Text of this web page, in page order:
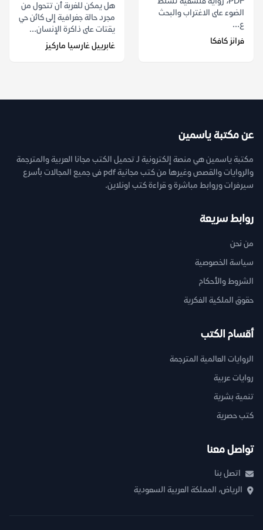
الضوء على الاغتراب والبحث
ع...
فرانز كافكا
هل يمكن للغربة أن تتحول من
مجرد حالة جغرافية إلى كائن حي
يقتات على ذاكرة الإنسان...
غابرييل غارسيا ماركيز
عن مكتبة ياسمين
مكتبة ياسمين هي منصة إلكترونية لـ تحميل الكتب مجانا العربية والمترجمة
والروايات والقصص وغيرها من كتب مجانية pdf فى جميع المجالات بأسرع
سيرفرات وروابط مباشرة و قراءة كتب اونلاين.
روابط سريعة
من نحن
سياسة الخصوصية
الشروط والأحكام
حقوق الملكية الفكرية
أقسام الكتب
الروايات العالمية المترجمة
روايات عربية
تنمية بشرية
كتب حصرية
تواصل معنا
اتصل بنا
الرياض، المملكة العربية السعودية